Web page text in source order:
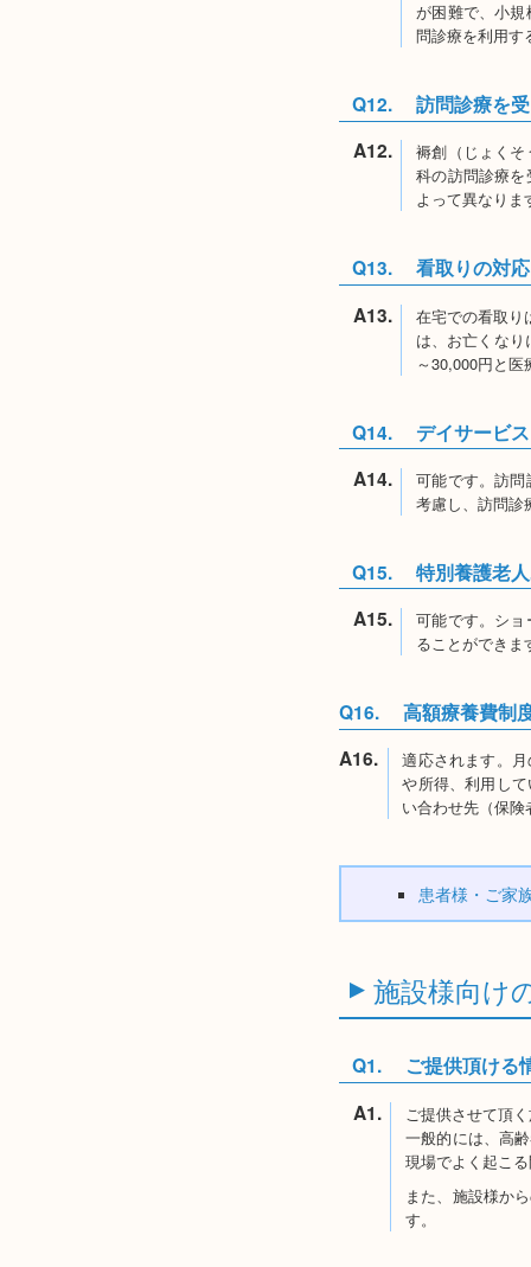
が困難で、小
問診療を利用す
Q12.
訪問診療を
A12.
褥創（じょく
科の訪問診療
よって異なりま
Q13.
看取りの対
A13.
在宅での看取り
は、お亡くな
～30,000円と
Q14.
デイサービ
A14.
可能です。訪
考慮し、訪問診
Q15.
特別養護老
A15.
可能です。シ
ることができま
Q16.
高額療養費制
A16.
適応されます。
や所得、利用し
い合わせ先（保
患者様・ご家
▼ 施設様向け
Q1.
ご提供頂ける
A1.
ご提供させて頂
一般的には、高
現場でよく起こ
また、施設様か
す。